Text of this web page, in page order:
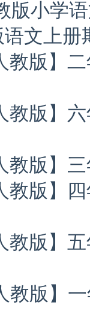
版小学
文上册
版】二
版】六
版】三
版】四
版】五
版】一